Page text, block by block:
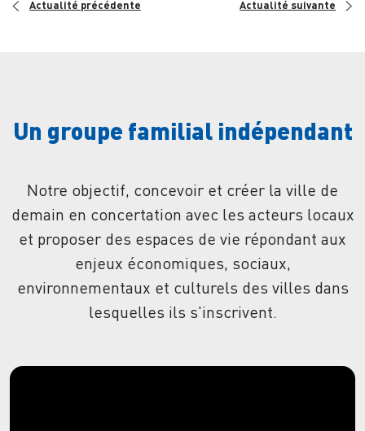
< Actualité précédente >
Actualité suivante
Un groupe familial indépendant
Notre objectif, concevoir et créer la ville de
demain en concertation avec les acteurs locaux
et proposer des espaces de vie répondant aux
enjeux économiques, sociaux,
environnementaux et culturels des villes dans
lesquelles ils s'inscrivent.